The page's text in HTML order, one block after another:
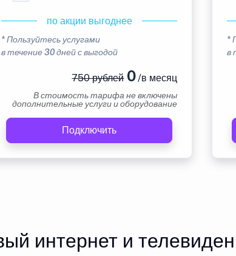
по акции выгоднее
* Пользуйтесь услугами
в течение 30 дней с выгодой
750 рублей0/в месяц
В стоимость тарифа не включены
дополнительные услуги и оборудование
Подключить
*
в
интернет и